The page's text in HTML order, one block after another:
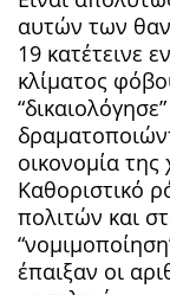
αυτών των
19 κατέτεινε
κλίματος
οικονομία
Καθοριστικό
πολιτών και
έπαιξαν οι